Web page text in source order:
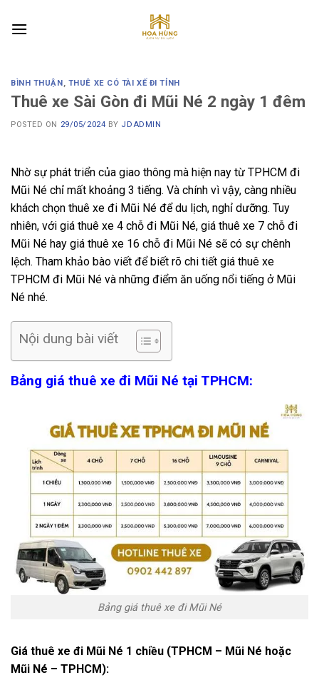
BÌNH THUẬN, THUÊ XE CÓ TÀI XẾ ĐI TỈNH
Thuê xe Sài Gòn đi Mũi Né 2 ngày 1 đêm
POSTED ON 29/05/2024 BY JDADMIN
Nhờ sự phát triển của giao thông mà hiện nay từ TPHCM đi
Mũi Né chỉ mất khoảng 3 tiếng. Và chính vì vậy, càng nhiều
khách chọn thuê xe đi Mũi Né để du lịch, nghỉ dưỡng. Tuy
nhiên, với giá thuê xe 4 chỗ đi Mũi Né, giá thuê xe 7 chỗ đi
Mũi Né hay giá thuê xe 16 chỗ đi Mũi Né sẽ có sự chênh
lệch. Tham khảo bào viết để biết rõ chi tiết giá thuê xe
TPHCM đi Mũi Né và những điểm ăn uống nổi tiếng ở Mũi
Né nhé.
Nội dung bài viết
Bảng giá thuê xe đi Mũi Né tại TPHCM:
Bảng giá thuê xe đi Mũi Né
Giá thuê xe đi Mũi Né 1 chiều (TPHCM – Mũi Né hoặc
Mũi Né – TPHCM):